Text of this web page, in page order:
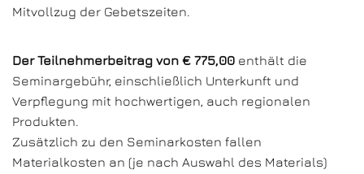
Mitvollzug der Gebetszeiten.
Der Teilnehmerbeitrag von € 775,00 enthält die
Seminargebühr, einschließlich Unterkunft und
Verpflegung mit hochwertigen, auch regionalen
Produkten.
Zusätzlich zu den Seminarkosten fallen
Materialkosten an (je nach Auswahl des Materials)